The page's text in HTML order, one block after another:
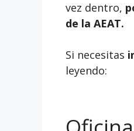
vez dentro,
de la AEAT.
Si necesitas
leyendo: